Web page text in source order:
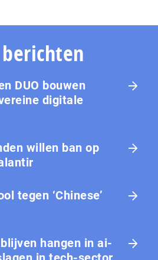
DUO bouwen
digitale
willen ban op
tegen ‘Chinese’
hangen in ai-